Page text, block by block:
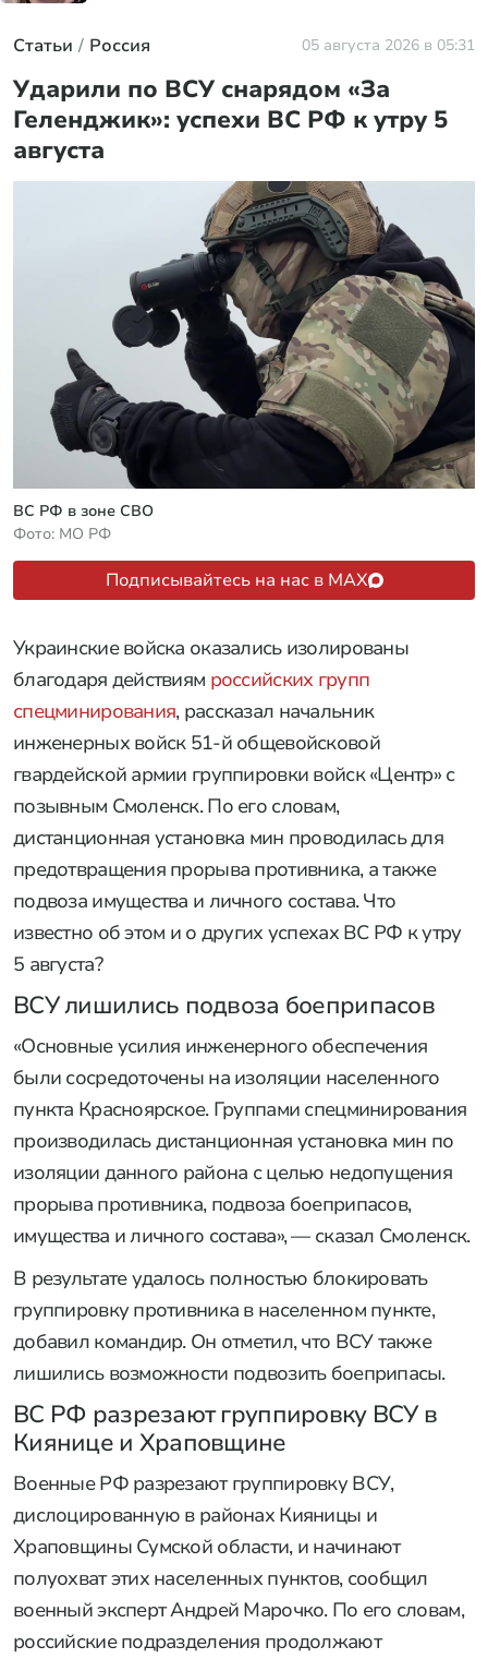
Статьи Россия 05 августа 2026 в 05:31
Ударили по ВСУ снарядом «За
Геленджик»: успехи ВС РФ к утру 5
августа
ВС РФ в зоне СВО
Фото: МО РФ
Подписывайтесь на нас в MAX
Украинские войска оказались изолированы
благодаря действиям российских групп
спецминирования, рассказал начальник
инженерных войск 51-й общевойсковой
гвардейской армии группировки войск «Центр» с
позывным Смоленск. По его словам,
дистанционная установка мин проводилась для
предотвращения прорыва противника, а также
подвоза имущества и личного состава. Что
известно об этом и о других успехах ВС РФ к утру
5 августа?
ВСУ лишились подвоза боеприпасов
«Основные усилия инженерного обеспечения
были сосредоточены на изоляции населенного
пункта Красноярское. Группами спецминирования
производилась дистанционная установка мин по
изоляции данного района с целью недопущения
прорыва противника, подвоза боеприпасов,
имущества и личного состава», — сказал Смоленск.
В результате удалось полностью блокировать
группировку противника в населенном пункте,
добавил командир. Он отметил, что ВСУ также
лишились возможности подвозить боеприпасы.
ВС РФ разрезают группировку ВСУ в
Киянице и Храповщине
Военные РФ разрезают группировку ВСУ,
дислоцированную в районах Кияницы и
Храповщины Сумской области, и начинают
полуохват этих населенных пунктов, сообщил
военный эксперт Андрей Марочко. По его словам,
российские подразделения продолжают